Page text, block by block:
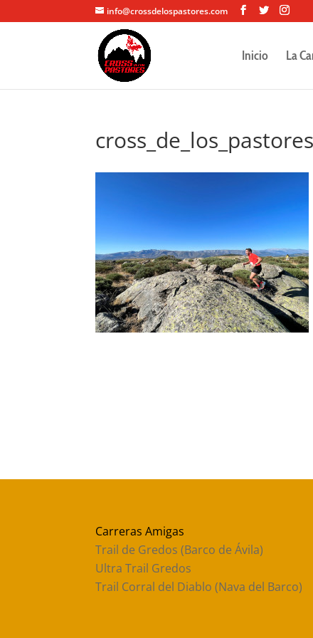
info@crossdelospastores.com
Inicio La
Carreras Amigas
Trail de Gredos (Barco de Ávila)
Ultra Trail Gredos
Trail Corral del Diablo (Nava del Barco)